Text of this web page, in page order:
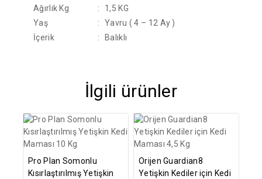
Ağırlık Kg
:
1,5 KG
Yaş
:
Yavru ( 4 – 12 Ay )
İçerik
: Balıklı
İlgili ürünler
Pro Plan Somonlu
Kısırlaştırılmış Yetişkin
Orijen Guardian8
Yetişkin Kediler için Kedi